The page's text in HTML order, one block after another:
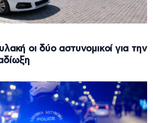
οι δύο αστυνομικοί για την